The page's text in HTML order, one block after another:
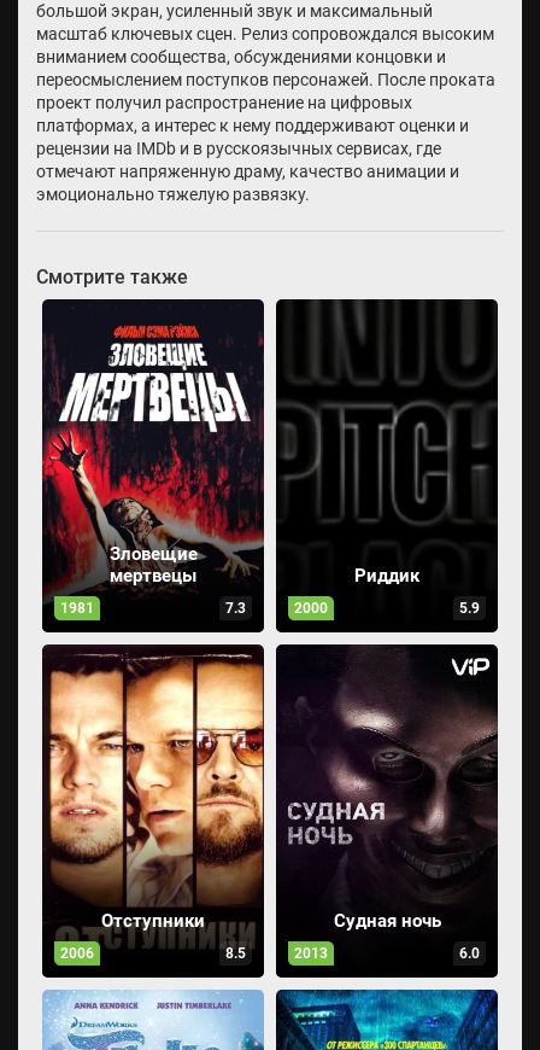
большой экран, усиленный звук и максимальный
масштаб ключевых сцен. Релиз сопровождался высоким
вниманием сообщества, обсуждениями концовки и
переосмыслением поступков персонажей. После проката
проект получил распространение на цифровых
платформах, а интерес к нему поддерживают оценки и
рецензии на IMDb и в русскоязычных сервисах, где
отмечают напряженную драму, качество анимации и
эмоционально тяжелую развязку.
Смотрите также
Зловещие
мертвецы
1981 7.3
Риддик
2000 5.9
Отступники
2006 8.5
Судная ночь
2013 6.0